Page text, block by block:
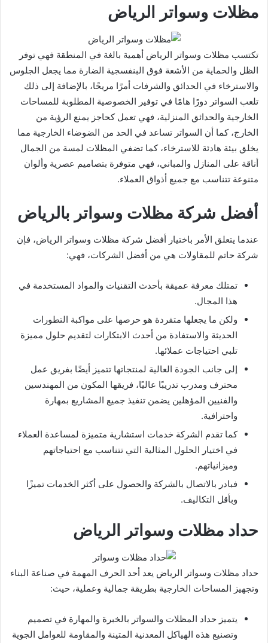
مظلات وسواتر الرياض
تكتسب مظلات وسواتر الرياض أهمية بالغة في المنطقة فهي توفر
الظل والحماية من الأشعة فوق البنفسجية الضارة مما يجعل الجلوس
والاسترخاء في الحدائق والشرفات أمرًا مريحًا، بالإضافة إلى ذلك
تلعب السواتر دورًا هامًا في توفير الخصوصية المطلوبة للمساحات
الخارجية والحدائق المنزلية، فهي تعمل كحاجز يمنع الرؤية من
الخارج، كما أن السواتر تساعد في الحد من الضوضاء الخارجية مما
يخلق بيئة هادئة للاسترخاء، كما تضفي المظلات لمسة من الجمال
أناقة على المنازل والمباني، فهي متوفرة بتصاميم عصرية وألوان
متنوعة تتناسب مع جميع أذواق العملاء.
أفضل شركة مظلات وسواتر بالرياض
عندما يتعلق الأمر باختيار أفضل شركة مظلات وسواتر الرياض، فإن
شركة حاتم للمقاولات هي من أفضل الشركات، فهي:
تمتلك معرفة عميقة بأحدث التقنيات والمواد المستخدمة في
هذا المجال.
ولكن ما يجعلها متفردة هو حرصها على مواكبة التطورات
الحديثة والاستفادة من أحدث الابتكارات لتقديم حلول مميزة
تلبي احتياجات عملائها.
إلى جانب الجودة العالية لمنتجاتها تتميز أيضًا بفريق عمل
محترف ومدرب تدريبًا عاليًا، فريقها المكون من المهندسين
والفنيين المؤهلين يضمن تنفيذ جميع المشاريع بمهارة
واحترافية.
كما تقدم الشركة خدمات استشارية متميزة لمساعدة العملاء
في اختيار الحلول المثالية التي تتناسب مع احتياجاتهم
وميزانياتهم.
فبادر بالاتصال بالشركة والحصول على أكثر الخدمات تميزًا
وبأقل التكاليف.
حداد مظلات وسواتر الرياض
حداد مظلات وسواتر الرياض يعد أحد الحرف المهمة في صناعة البناء
وتجهيز المساحات الخارجية بطريقة جمالية وعملية، حيث:
يتميز حداد المظلات والسواتر بالخبرة والمهارة في تصميم
وتصنيع هذه الهياكل المعدنية المتينة والمقاومة للعوامل الجوية